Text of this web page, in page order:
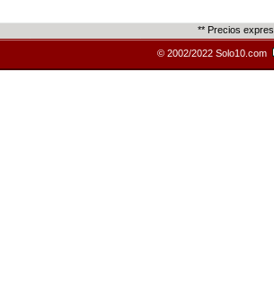
** Precios
© 2002/2022 Solo10.com